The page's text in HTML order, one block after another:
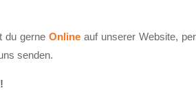
du ger­ne On­line auf un­se­rer Web­site, per
sen­den.